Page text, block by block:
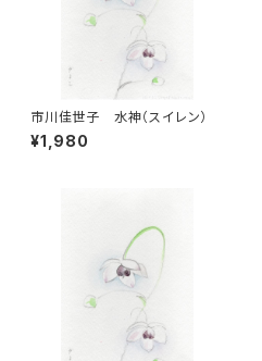
市川佳世子 水神（スイレン）
¥1,980